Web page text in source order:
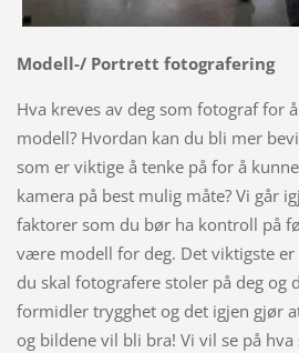
Modell-/ Portrett fotografering
Hva kreves av deg som fotograf for
modell? Hvordan kan du bli mer
som er viktige å tenke på for å
kamera på best mulig måte? Vi går
faktorer som du bør ha kontroll på
være modell for deg. Det viktigste er
du skal fotografere stoler på deg og
formidler trygghet og det igjen gjør
og bildene vil bli bra! Vi vil se på